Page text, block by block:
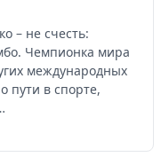
– не счесть:
Чемпионка мира
международных
пути в спорте,